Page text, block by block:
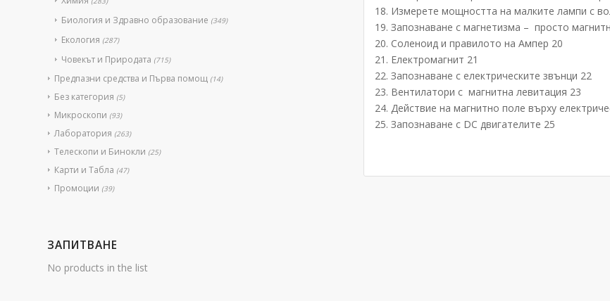
Биология и Здравно образование (349)
Екология (287)
Човекът и Природата (715)
Предпазни средства и Първа помощ (14)
Без категория (5)
Микроскопи (93)
Лаборатория (263)
Телескопи и Бинокли (25)
Карти и Табла (47)
Промоции (39)
ЗАПИТВАНЕ
No products in the list
18. Измерете мощността на малките лампи с
19. Запознаване с магнетизма – просто
20. Соленоид и правилото на Ампер 20
21. Електромагнит 21
22. Запознаване с електрическите звънци 22
23. Вентилатори с магнитна левитация 23
24. Действие на магнитно поле върху
25. Запознаване с DC двигателите 25